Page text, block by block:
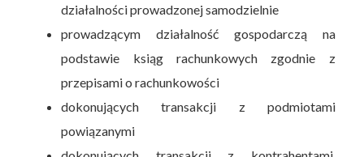
działalności prowadzonej samodzielnie
prowadzącym działalność gospodarczą na
podstawie ksiąg rachunkowych zgodnie z
przepisami o rachunkowości
dokonujących transakcji z podmiotami
powiązanymi